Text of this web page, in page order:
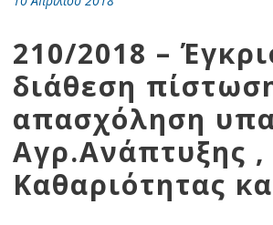
Δημοτικές
Ενότητες
210/2018 –
διάθεση
απασχόληση
Αγρ.Ανάπτυξης
Καθαριότητας